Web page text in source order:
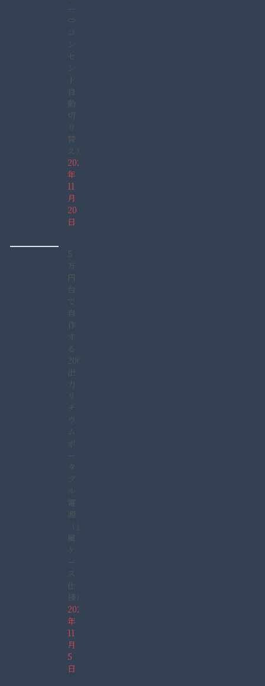
ー
⇔
コ
ン
セ
ン
ト
自
動
切
り
替
え）
2021
年
11
月
20
日
5
万
円
台
で
自
作
す
る
2000W
出
力
リ
チ
ウ
ム
ポ
ー
タ
ブ
ル
電
源
（金
属
ケ
ー
ス
仕
様）
2021
年
11
月
5
日